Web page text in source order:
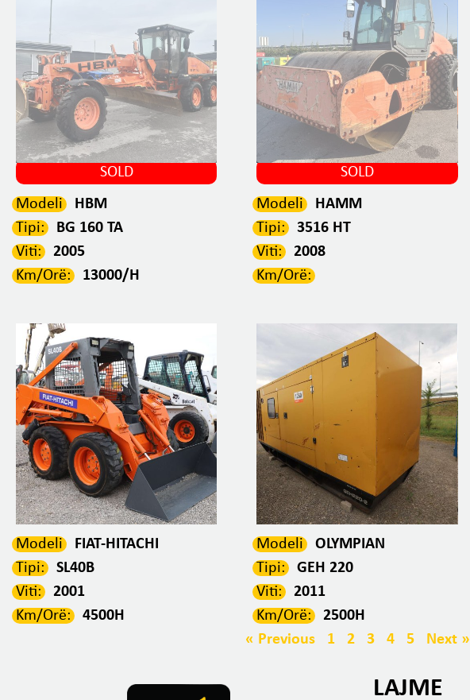
SOLD
Modeli
HBM
Tipi:
BG 160 TA
Viti:
2005
Km/Orë:
13000/H
SOLD
Modeli
HAMM
Tipi:
3516 HT
Viti:
2008
Km/Orë:
Modeli
FIAT-HITACHI
Tipi:
SL40B
Viti:
2001
Km/Orë:
4500H
Modeli
OLYMPIAN
Tipi:
GEH 220
Viti:
2011
Km/Orë:
2500H
« Previous
1 2 3 4 5 Next »
LAJME